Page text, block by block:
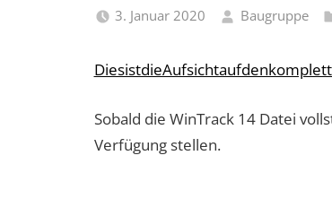
3. Januar 2020 Baugruppe
Sobald die WinTrack 14 Datei
Verfügung stellen.